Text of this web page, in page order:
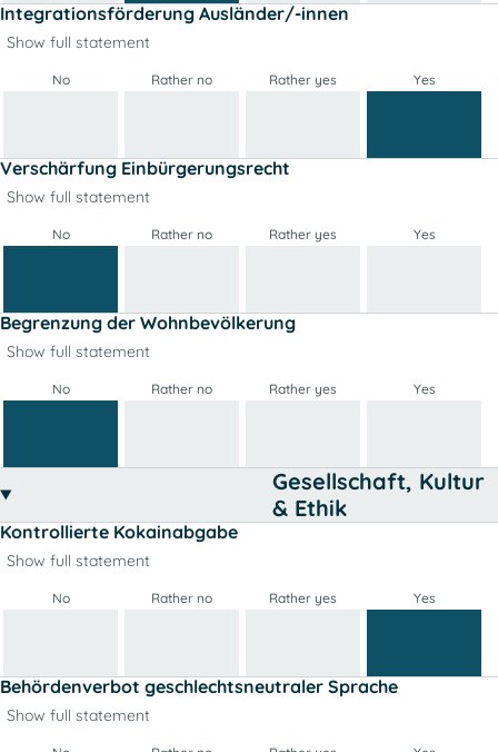
Integrationsförderung Ausländer/-innen
Show full statement
No Rather no Rather yes Yes
Verschärfung Einbürgerungsrecht
Show full statement
No Rather no Rather yes Yes
Begrenzung der Wohnbevölkerung
Show full statement
No Rather no Rather yes Yes
Gesellschaft, Kultur
& Ethik
Kontrollierte Kokainabgabe
Show full statement
No Rather no Rather yes Yes
Behördenverbot geschlechtsneutraler Sprache
Show full statement